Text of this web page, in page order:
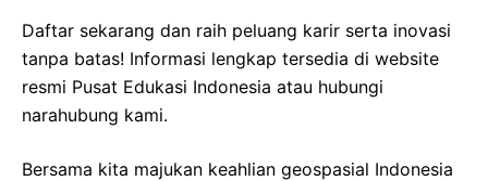
Daftar sekarang dan raih peluang karir serta inovasi
tanpa batas! Informasi lengkap tersedia di website
resmi Pusat Edukasi Indonesia atau hubungi
narahubung kami.
Bersama kita majukan keahlian geospasial Indonesia